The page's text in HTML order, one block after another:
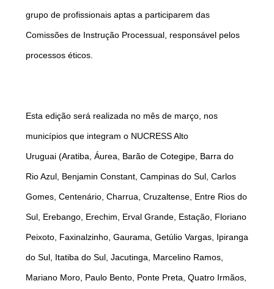
grupo de profissionais aptas a participarem das
Comissões de Instrução Processual, responsável pelos
processos éticos.
Esta edição será realizada no mês de março, nos
municípios que integram o NUCRESS Alto
Uruguai (Aratiba, Áurea, Barão de Cotegipe, Barra do
Rio Azul, Benjamin Constant, Campinas do Sul, Carlos
Gomes, Centenário, Charrua, Cruzaltense, Entre Rios do
Sul, Erebango, Erechim, Erval Grande, Estação, Floriano
Peixoto, Faxinalzinho, Gaurama, Getúlio Vargas, Ipiranga
do Sul, Itatiba do Sul, Jacutinga, Marcelino Ramos,
Mariano Moro, Paulo Bento, Ponte Preta, Quatro Irmãos,